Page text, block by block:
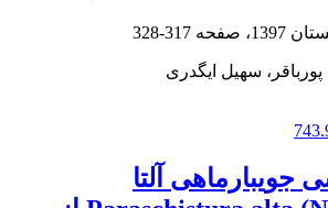
317-328
سهیل ایگدری
جویبارماهی آلتا